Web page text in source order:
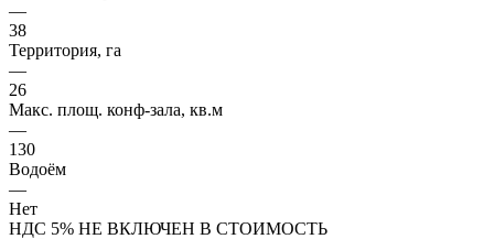
—
38
Территория, га
—
26
Макс. площ. конф-зала, кв.м
—
130
Водоём
—
Нет
НДС 5% НЕ ВКЛЮЧЕН В СТОИМОСТЬ